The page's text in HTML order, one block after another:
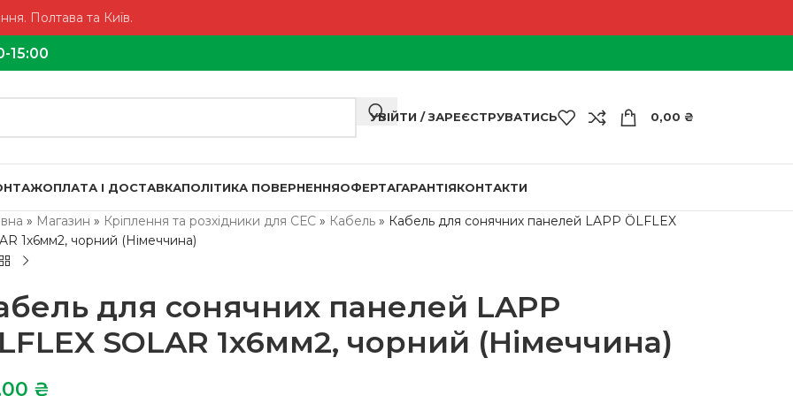
Полтава та Київ.
15:00
УВІЙТИ / ЗАРЕЄСТРУВАТИСЬ 0,00 ₴
ОПЛАТА І ДОСТАВКАПОЛІТИКА ПОВЕРНЕННЯОФЕРТАГАРАНТІЯКОНТАКТИ
» Магазин » Кріплення та розхідники для СЕС » Кабель » Кабель для сонячних панелей LAPP ÖLFLEX
1х6мм2, чорний (Німеччина)
для сонячних панелей LAPP
SOLAR 1х6мм2, чорний (Німеччина)
₴